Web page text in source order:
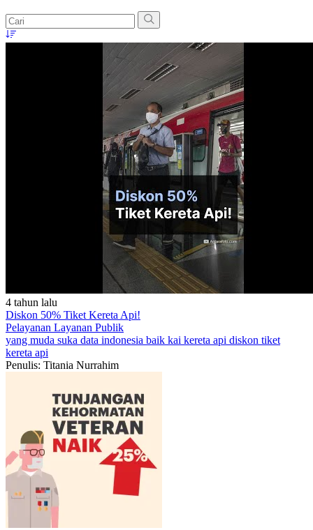
4 tahun lalu
Diskon 50% Tiket Kereta Api!
Pelayanan Layanan Publik
yang muda suka data indonesia baik kai kereta api diskon tiket
kereta api
Penulis: Titania Nurrahim